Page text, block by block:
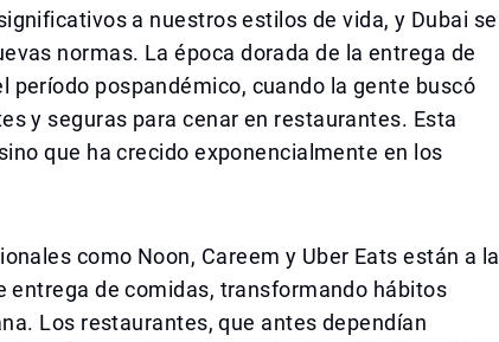
a nuestros estilos de vida, y Dubai se
normas. La época dorada de la entrega de
período pospandémico, cuando la gente buscó
y seguras para cenar en restaurantes. Esta
que ha crecido exponencialmente en los
como Noon, Careem y Uber Eats están a la
entrega de comidas, transformando hábitos
Los restaurantes, que antes dependían